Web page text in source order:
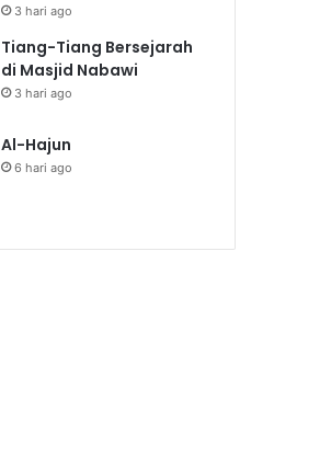
3 hari ago
Tiang-Tiang Bersejarah
di Masjid Nabawi
3 hari ago
Al-Hajun
6 hari ago